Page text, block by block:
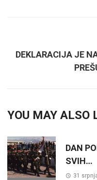
DEKLARACIJA JE
YOU MAY ALSO
DAN
SVIH…
31